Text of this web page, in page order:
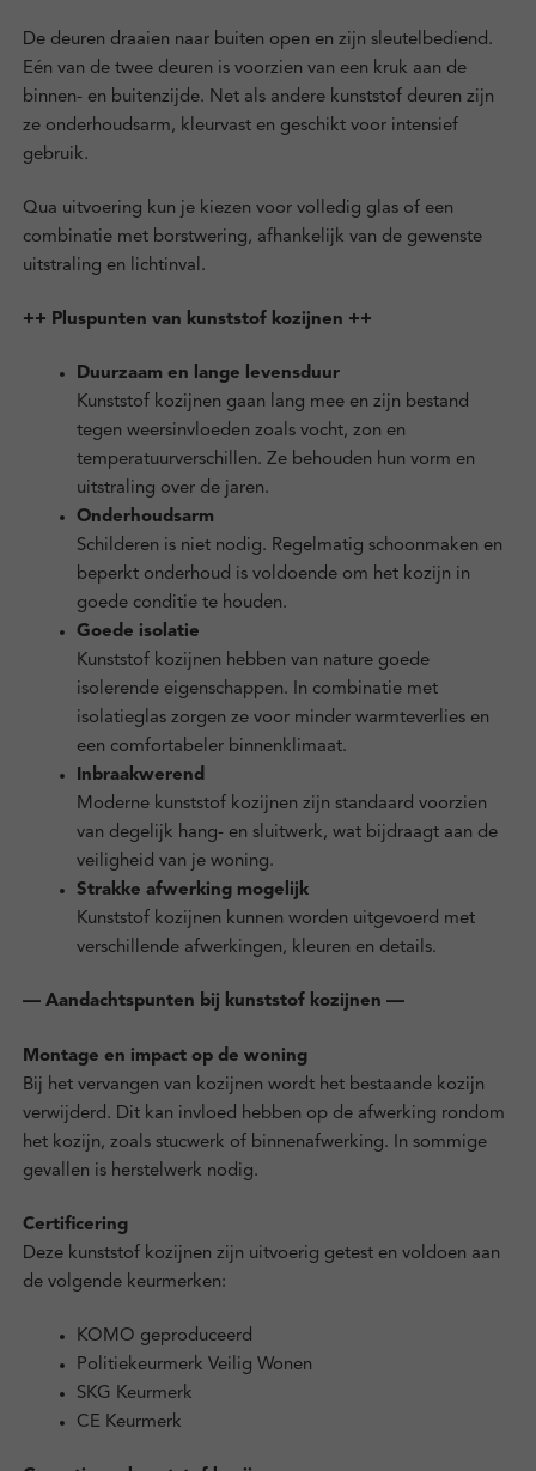
De deuren draaien naar buiten open en zijn sleutelbediend.
Eén van de twee deuren is voorzien van een kruk aan de
binnen- en buitenzijde. Net als andere kunststof deuren zijn
ze onderhoudsarm, kleurvast en geschikt voor intensief
gebruik.
Qua uitvoering kun je kiezen voor volledig glas of een
combinatie met borstwering, afhankelijk van de gewenste
uitstraling en lichtinval.
++ Pluspunten van kunststof kozijnen ++
Duurzaam en lange levensduur
Kunststof kozijnen gaan lang mee en zijn bestand
tegen weersinvloeden zoals vocht, zon en
temperatuurverschillen. Ze behouden hun vorm en
uitstraling over de jaren.
Onderhoudsarm
Schilderen is niet nodig. Regelmatig schoonmaken en
beperkt onderhoud is voldoende om het kozijn in
goede conditie te houden.
Goede isolatie
Kunststof kozijnen hebben van nature goede
isolerende eigenschappen. In combinatie met
isolatieglas zorgen ze voor minder warmteverlies en
een comfortabeler binnenklimaat.
Inbraakwerend
Moderne kunststof kozijnen zijn standaard voorzien
van degelijk hang- en sluitwerk, wat bijdraagt aan de
veiligheid van je woning.
Strakke afwerking mogelijk
Kunststof kozijnen kunnen worden uitgevoerd met
verschillende afwerkingen, kleuren en details.
— Aandachtspunten bij kunststof kozijnen —
Montage en impact op de woning
Bij het vervangen van kozijnen wordt het bestaande kozijn
verwijderd. Dit kan invloed hebben op de afwerking rondom
het kozijn, zoals stucwerk of binnenafwerking. In sommige
gevallen is herstelwerk nodig.
Certificering
Deze kunststof kozijnen zijn uitvoerig getest en voldoen aan
de volgende keurmerken:
KOMO geproduceerd
Politiekeurmerk Veilig Wonen
SKG Keurmerk
CE Keurmerk